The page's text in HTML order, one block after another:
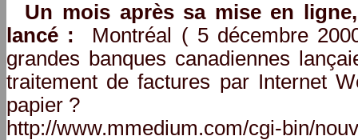
Un mois après sa mise en
lancé : Montréal ( 5 décembre
grandes banques canadiennes
traitement de factures par Internet
papier ?
http://www.mmedium.com/cgi-bin/